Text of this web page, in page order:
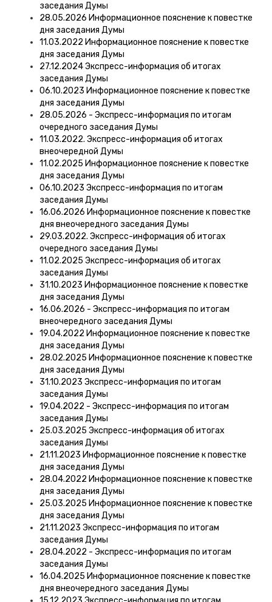
заседания Думы
28.05.2026 Информационное пояснение к повестке
дня заседания Думы
11.03.2022 Информационное пояснение к повестке
дня заседания Думы
27.12.2024 Экспресс-информация об итогах
заседания Думы
06.10.2023 Информационное пояснение к повестке
дня заседания Думы
28.05.2026 - Экспресс-информация по итогам
очередного заседания Думы
11.03.2022. Экспресс-информация об итогах
внеочередной Думы
11.02.2025 Информационное пояснение к повестке
дня заседания Думы
06.10.2023 Экспресс-информация по итогам
заседания Думы
16.06.2026 Информационное пояснение к повестке
дня внеочередного заседания Думы
29.03.2022. Экспресс-информация об итогах
очередного заседания Думы
11.02.2025 Экспресс-информация об итогах
заседания Думы
31.10.2023 Информационное пояснение к повестке
дня заседания Думы
16.06.2026 - Экспресс-информация по итогам
внеочередного заседания Думы
19.04.2022 Информационное пояснение к повестке
дня заседания Думы
28.02.2025 Информационное пояснение к повестке
дня заседания Думы
31.10.2023 Экспресс-информация по итогам
заседания Думы
19.04.2022 - Экспресс-информация по итогам
заседания Думы
25.03.2025 Экспресс-информация об итогах
заседания Думы
21.11.2023 Информационное пояснение к повестке
дня заседания Думы
28.04.2022 Информационное пояснение к повестке
дня заседания Думы
25.03.2025 Информационное пояснение к повестке
дня заседания Думы
21.11.2023 Экспресс-информация по итогам
заседания Думы
28.04.2022 - Экспресс-информация по итогам
заседания Думы
16.04.2025 Информационное пояснение к повестке
дня внеочередного заседания Думы